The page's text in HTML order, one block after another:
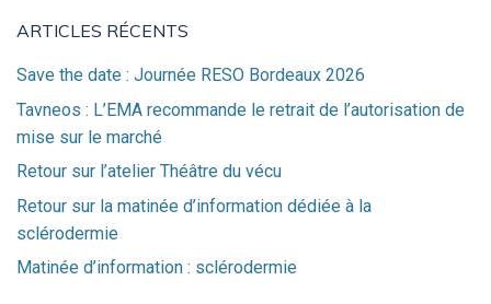
ARTICLES RÉCENTS
Save the date : Journée RESO Bordeaux 2026
Tavneos : L’EMA recommande le retrait de l’autorisation de
mise sur le marché
Retour sur l’atelier Théâtre du vécu
Retour sur la matinée d’information dédiée à la
sclérodermie
Matinée d’information : sclérodermie